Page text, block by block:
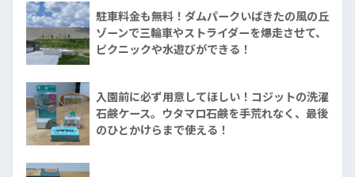
駐車料金も無料！ダムパークいばきたの風の丘
ゾーンで三輪車やストライダーを爆走させて、
ピクニックや水遊びができる！
入園前に必ず用意してほしい！コジットの洗濯
石鹸ケース。ウタマロ石鹸を手荒れなく、最後
のひとかけらまで使える！